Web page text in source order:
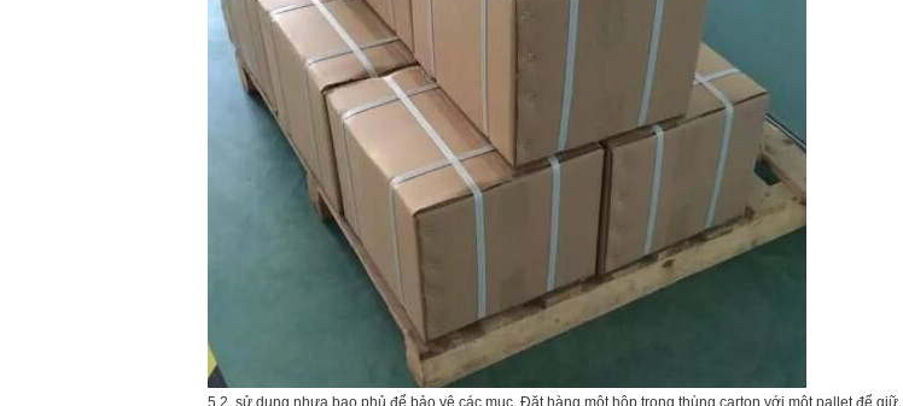
5.2, sử dụng nhựa bao phủ để bảo vệ các mục. Đặt hàng một hộp trong thùng carton với một pallet để giữ.